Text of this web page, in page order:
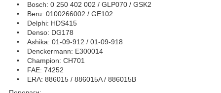
• Bosch: 0 250 402 002 / GLP070 / GSK2
• Beru: 0100266002 / GE102
• Delphi: HDS415
• Denso: DG178
• Ashika: 01-09-912 / 01-09-918
• Denckermann: E300014
• Champion: CH701
• FAE: 74252
• ERA: 886015 / 886015A / 886015B